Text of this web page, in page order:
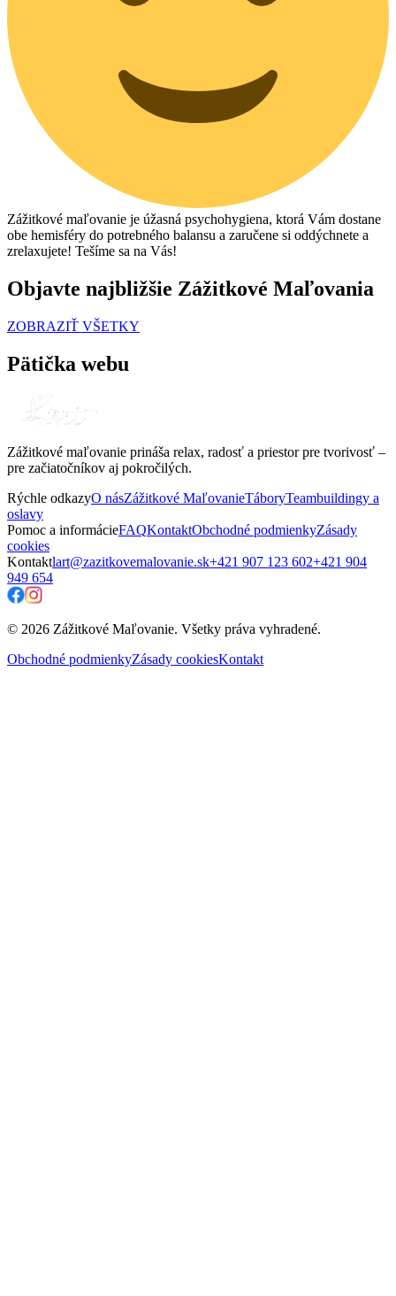
Zážitkové maľovanie je úžasná psychohygiena, ktorá Vám dostane
obe hemisféry do potrebného balansu a zaručene si oddýchnete a
zrelaxujete! Tešíme sa na Vás!
Objavte najbližšie Zážitkové Maľovania
ZOBRAZIŤ VŠETKY
Pätička webu
Zážitkové maľovanie prináša relax, radosť a priestor pre tvorivosť –
pre začiatočníkov aj pokročilých.
Rýchle odkazyO násZážitkové MaľovanieTáboryTeambuildingy a
oslavy
Pomoc a informácieFAQKontaktObchodné podmienkyZásady
cookies
Kontaktlart@zazitkovemalovanie.sk+421 907 123 602+421 904
949 654
© 2026 Zážitkové Maľovanie. Všetky práva vyhradené.
Obchodné podmienkyZásady cookiesKontakt